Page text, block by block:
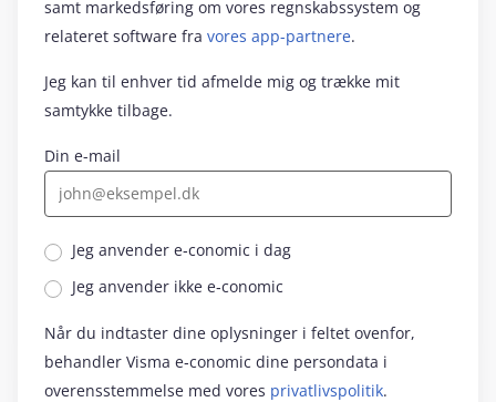
samt markedsføring om vores regnskabssystem og
relateret software fra vores app-partnere.
Jeg kan til enhver tid afmelde mig og trække mit
samtykke tilbage.
Din e-mail
Jeg anvender e‑conomic i dag
Jeg anvender ikke e‑conomic
Når du indtaster dine oplysninger i feltet ovenfor,
behandler Visma e‑conomic dine persondata i
overensstemmelse med vores privatlivspolitik.